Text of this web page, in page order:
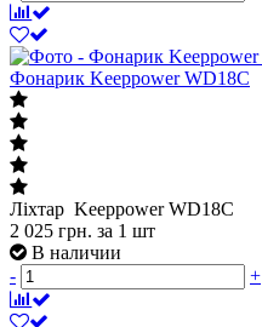
Фонарик Keeppower WD18C
Ліхтар Keeppower WD18C
2 025 грн. за 1 шт
В наличии
-
+